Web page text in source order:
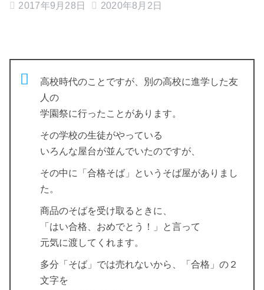
2017年9月28日 2020年8月2日
高校時代のことですが、別の高校に進学した友
人の
学園祭に行ったことがあります。
その学校の生徒がやっている
いろんな屋台が並んでいたのですが、
その中に「合格そば」というそば屋がありまし
た。
商品のそばを受け取るときに、
「はい合格、おめでとう！」と言って
元気に渡してくれます。
多分「そば」では売れないから、「合格」の２
文字を